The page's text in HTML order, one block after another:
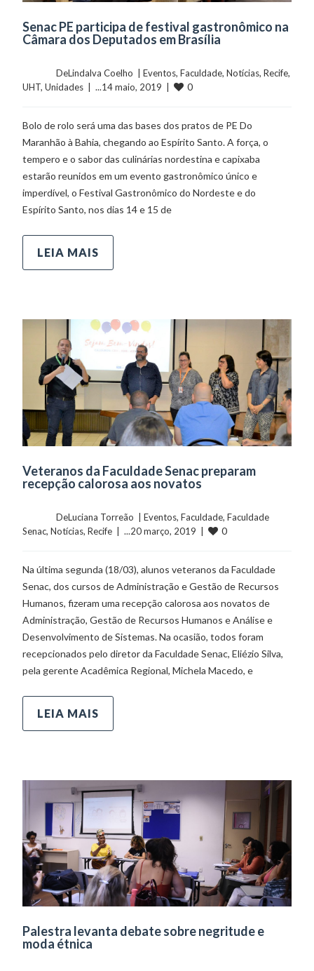
Senac PE participa de festival gastronômico na
Câmara dos Deputados em Brasília
	    	DeLindalva Coelho  |
Eventos, Faculdade, Notícias, Recife
UHT, Unidades
  |  ...14 maio, 2019  |
0
Bolo de rolo será uma das bases dos pratos de PE Do
Maranhão à Bahia, chegando ao Espírito Santo. A força, o
tempero e o sabor das culinárias nordestina e capixaba
estarão reunidos em um evento gastronômico único e
imperdível, o Festival Gastronômico do Nordeste e do
Espírito Santo, nos dias 14 e 15 de
LEIA MAIS
Veteranos da Faculdade Senac preparam
recepção calorosa aos novatos
	    	DeLuciana Torreão  |
Eventos, Faculdade, Faculdade
Senac, Notícias, Recife
  |  ...20 março, 2019  |
0
Na última segunda (18/03), alunos veteranos da Faculdade
Senac, dos cursos de Administração e Gestão de Recursos
Humanos, fizeram uma recepção calorosa aos novatos de
Administração, Gestão de Recursos Humanos e Análise e
Desenvolvimento de Sistemas. Na ocasião, todos foram
recepcionados pelo diretor da Faculdade Senac, Eliézio Silva,
pela gerente Acadêmica Regional, Michela Macedo, e
LEIA MAIS
Palestra levanta debate sobre negritude e
moda étnica